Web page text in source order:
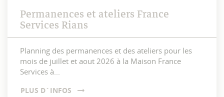
Permanences et ateliers France
Services Rians
Planning des permanences et des ateliers pour les
mois de juillet et aout 2026 à la Maison France
Services à...
PLUS D´INFOS